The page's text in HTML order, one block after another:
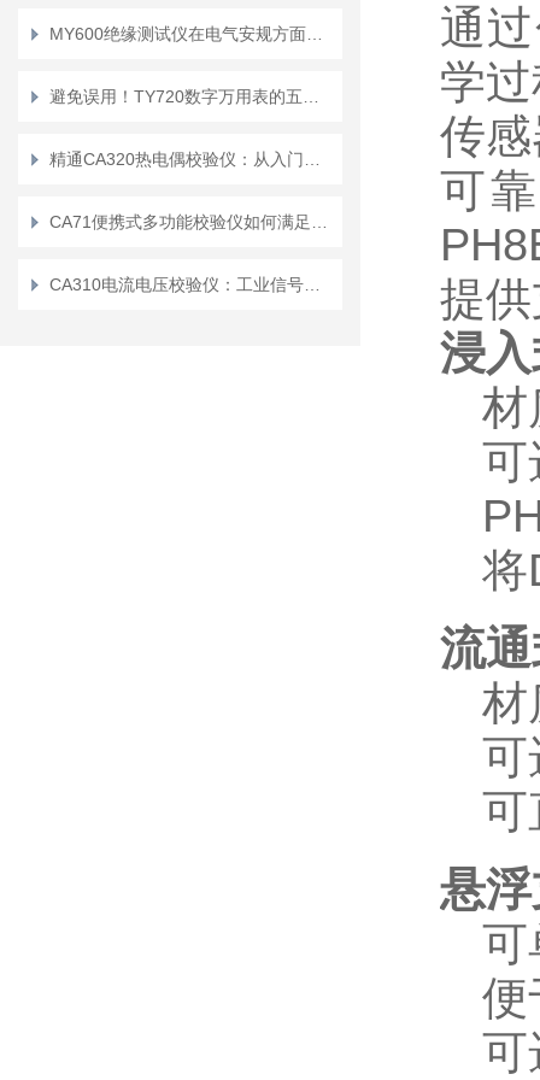
通
学
传
可
提
浸
材
可
将
流
材
可
可
悬
可
便
可